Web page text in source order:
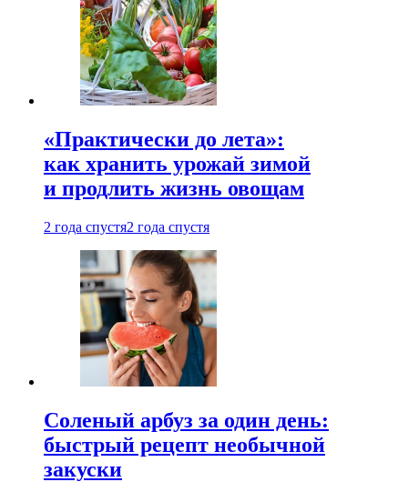
«Практически до лета»:
как хранить урожай зимой
и продлить жизнь овощам
2 года спустя2 года спустя
Соленый арбуз за один день:
быстрый рецепт необычной
закуски